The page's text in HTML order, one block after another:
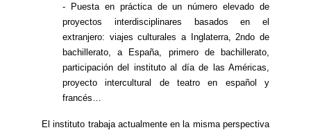
- Puesta en práctica de un número elevado de
proyectos interdisciplinares basados en el
extranjero: viajes culturales a Inglaterra, 2ndo de
bachillerato, a España, primero de bachillerato,
participación del instituto al día de las Américas,
proyecto intercultural de teatro en español y
francés…
El instituto trabaja actualmente en la misma perspectiva